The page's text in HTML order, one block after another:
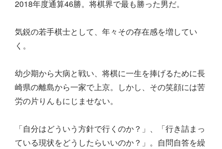
2018年度通算46勝。将棋界で最も勝った男だ。
気鋭の若手棋士として、年々その存在感を増してい
く。
幼少期から大病と戦い、将棋に一生を捧げるために長
崎県の離島から一家で上京。しかし、その笑顔には苦
労の片りんもにじませない。
「自分はどういう方針で行くのか？」、「行き詰まっ
ている現状をどうしたらいいのか？」。自問自答を繰